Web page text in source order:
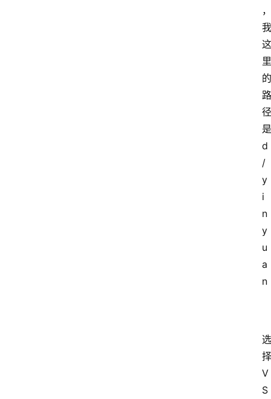
，
我
这
里
的
路
径
是
d
/
y
i
n
y
u
a
n
选
择
V
S